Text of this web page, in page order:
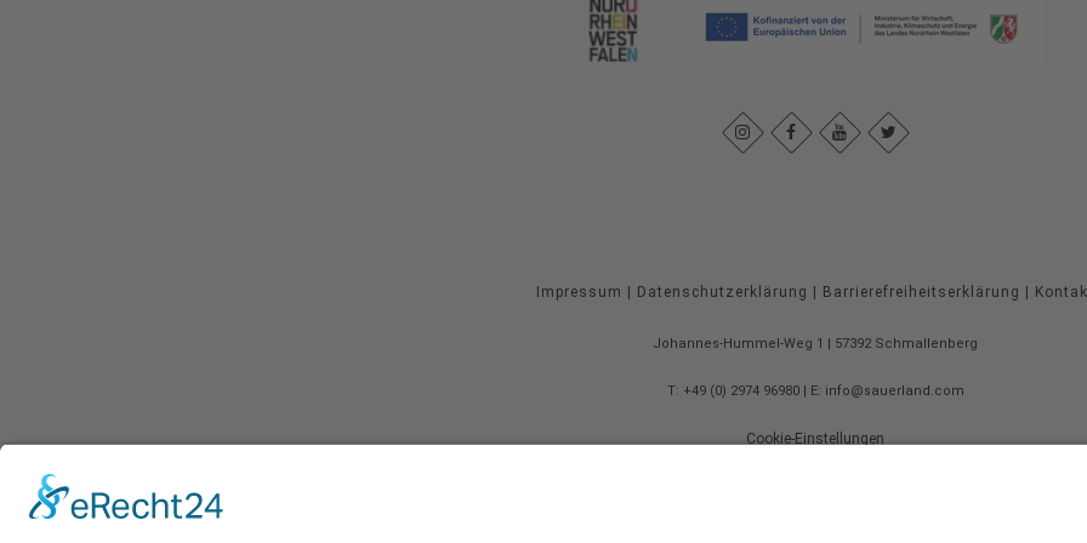
Impressum Datenschutzerklärung Barrierefreiheitserklärung
Johannes-Hummel-Weg 1 57392 Schmallenberg
T: +49 (0) 2974 96980 E: info@sauerland.com
Cookie-Einstellungen